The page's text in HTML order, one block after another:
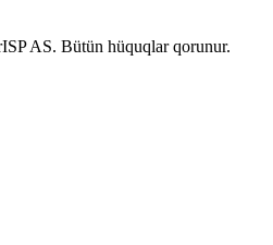
AS. Bütün hüquqlar qorunur.